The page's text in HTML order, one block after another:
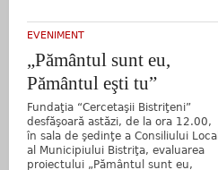
EVENIMENT
„Pământul sunt eu,
Pământul eşti tu”
Fundaţia “Cercetaşii Bistriţeni”
desfăşoară astăzi, de la ora 12.00,
în sala de şedinţe a Consiliului Local
al Municipiului Bistriţa, evaluarea
proiectului „Pământul sunt eu,